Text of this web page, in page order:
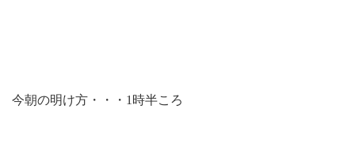
今朝の明け方・・・1時半ころ